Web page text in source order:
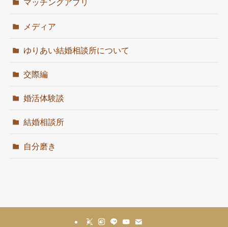
マッチングアプリ
メディア
ゆりあい結婚相談所について
交際編
婚活体験談
結婚相談所
自分磨き